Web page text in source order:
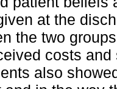
at the
the two
costs
also